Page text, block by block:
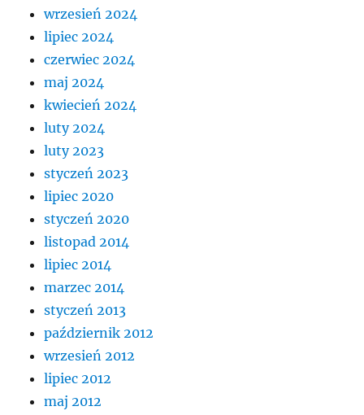
wrzesień 2024
lipiec 2024
czerwiec 2024
maj 2024
kwiecień 2024
luty 2024
luty 2023
styczeń 2023
lipiec 2020
styczeń 2020
listopad 2014
lipiec 2014
marzec 2014
styczeń 2013
październik 2012
wrzesień 2012
lipiec 2012
maj 2012